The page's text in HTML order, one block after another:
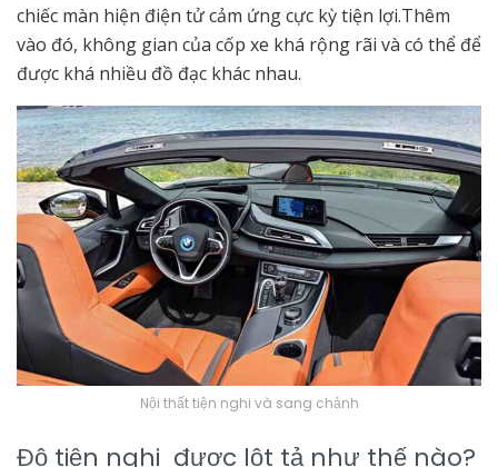
chiếc màn hiện điện tử cảm ứng cực kỳ tiện lợi.Thêm
vào đó, không gian của cốp xe khá rộng rãi và có thể để
được khá nhiều đồ đạc khác nhau.
Nội thất tiện nghi và sang chảnh
Độ tiện nghi được lột tả như thế nào?